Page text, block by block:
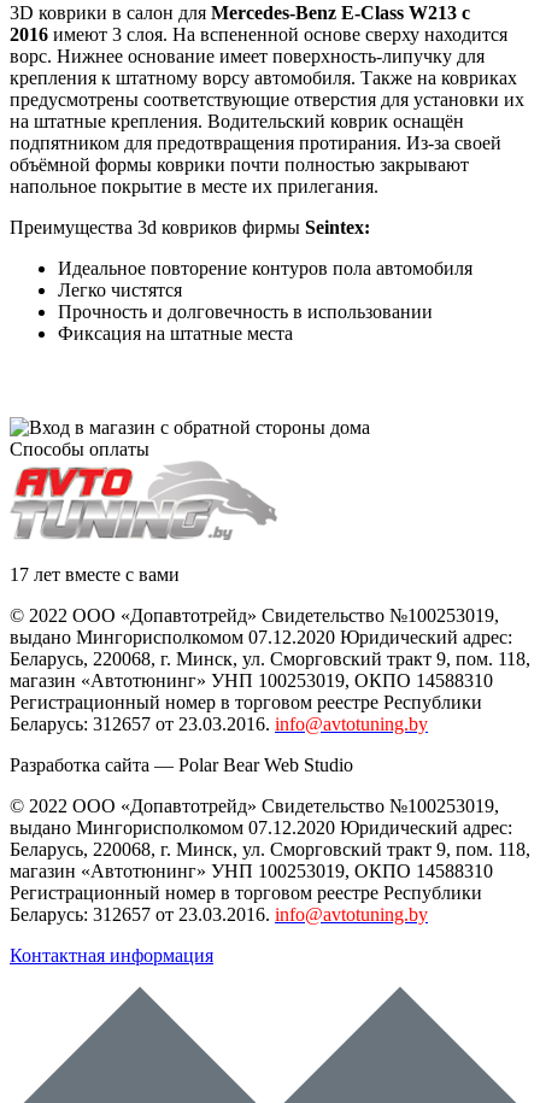
3D коврики в салон для Mercedes-Benz E-Class W213 с
2016 имеют 3 слоя. На вспененной основе сверху находится
ворс. Нижнее основание имеет поверхность-липучку для
крепления к штатному ворсу автомобиля. Также на ковриках
предусмотрены соответствующие отверстия для установки их
на штатные крепления. Водительский коврик оснащён
подпятником для предотвращения протирания. Из-за своей
объёмной формы коврики почти полностью закрывают
напольное покрытие в месте их прилегания.
Преимущества 3d ковриков фирмы Seintex:
Идеальное повторение контуров пола автомобиля
Легко чистятся
Прочность и долговечность в использовании
Фиксация на штатные места
Способы оплаты
17 лет вместе с вами
© 2022 ООО «Допавтотрейд» Свидетельство №100253019,
выдано Мингорисполкомом 07.12.2020 Юридический адрес:
Беларусь, 220068, г. Минск, ул. Сморговский тракт 9, пом. 118,
магазин «Автотюнинг» УНП 100253019, ОКПО 14588310
Регистрационный номер в торговом реестре Республики
Беларусь: 312657 от 23.03.2016. info@avtotuning.by
Разработка сайта — Polar Bear Web Studio
© 2022 ООО «Допавтотрейд» Свидетельство №100253019,
выдано Мингорисполкомом 07.12.2020 Юридический адрес:
Беларусь, 220068, г. Минск, ул. Сморговский тракт 9, пом. 118,
магазин «Автотюнинг» УНП 100253019, ОКПО 14588310
Регистрационный номер в торговом реестре Республики
Беларусь: 312657 от 23.03.2016. info@avtotuning.by
Контактная информация